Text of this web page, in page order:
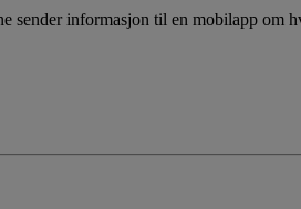
informasjon til en mobilapp om